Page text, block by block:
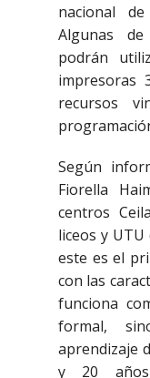
nacional
Algunas
podrán
impresoras
recursos
Según
Fiorella
centros
liceos y
este es el
con las
funciona
formal,
aprendizaje
y 20 años